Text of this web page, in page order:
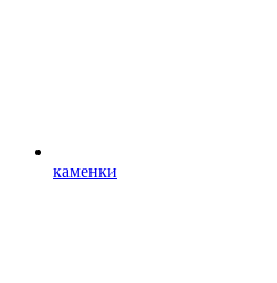
каменки